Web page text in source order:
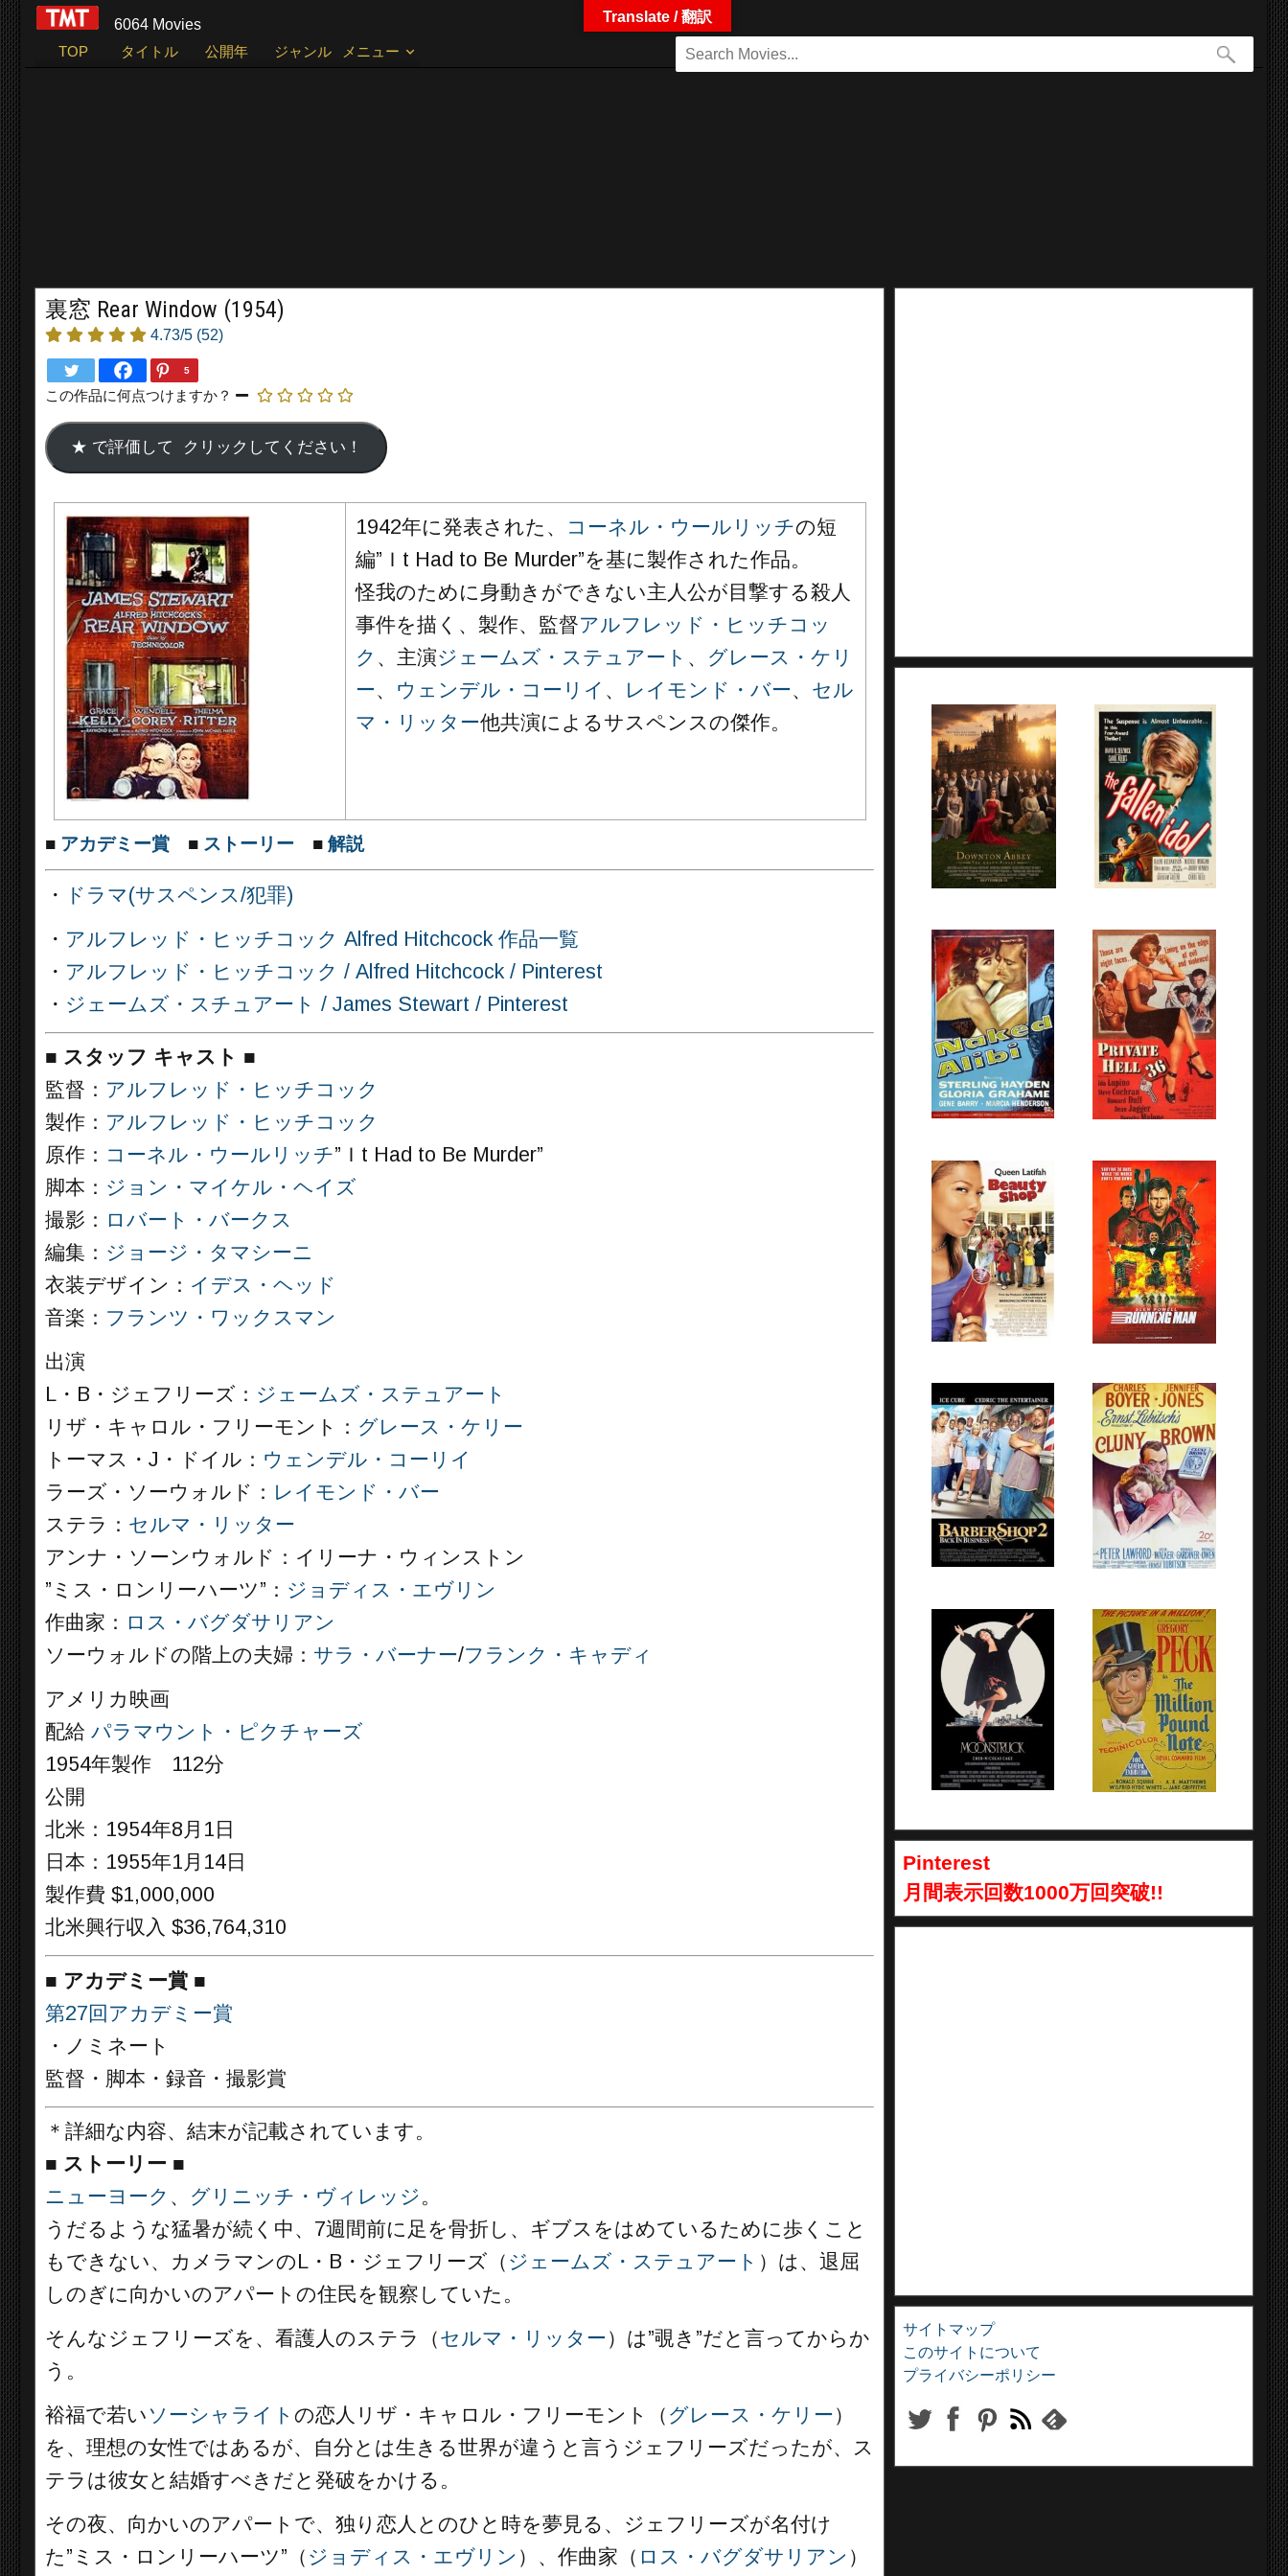
6064 Movies
TOP
タイトル 公開年 ジャンル メニュー
裏窓 Rear Window (1954)
4.73/5 (52)
5
この作品に何点つけますか？
1942年に発表された、 コーネル・ウールリッチの短
編”Ｉt Had to Be Murder”を基に製作された作品。
怪我のために身動きができない主人公が目撃する殺人
事件を描く、製作、監督アルフレッド・ヒッチコッ
ク 、主演ジェームズ・ステュアート 、 グレース・ケリ
ー、 ウェンデル・コーリイ 、 レイモンド・バー、 セル
マ・リッター他共演によるサスペンスの傑作。
■ アカデミー賞 ■ ストーリー ■ 解説
・
ドラマ(サスペンス/犯罪)
・ アルフレッド・ヒッチコック Alfred Hitchcock 作品一覧
・ アルフレッド・ヒッチコック / Alfred Hitchcock / Pinterest
・ ジェームズ・スチュアート / James Stewart / Pinterest
■ スタッフ キャスト ■
監督： アルフレッド・ヒッチコック
製作： アルフレッド・ヒッチコック
原作： コーネル・ウールリッチ”Ｉt Had to Be Murder”
脚本： ジョン・マイケル・ヘイズ
撮影： ロバート・バークス
編集： ジョージ・タマシーニ
衣装デザイン： イデス・ヘッド
音楽： フランツ・ワックスマン
出演
L・B・ジェフリーズ： ジェームズ・ステュアート
リザ・キャロル・フリーモント： グレース・ケリー
トーマス・J・ドイル： ウェンデル・コーリイ
ラーズ・ソーウォルド： レイモンド・バー
ステラ： セルマ・リッター
アンナ・ソーンウォルド：イリーナ・ウィンストン
”ミス・ロンリーハーツ”： ジョディス・エヴリン
作曲家： ロス・バグダサリアン
ソーウォルドの階上の夫婦： サラ・バーナー/フランク・キャディ
アメリカ映画
配給 パラマウント・ピクチャーズ
1954年製作 112分
公開
北米：1954年8月1日
日本：1955年1月14日
製作費 $1,000,000
北米興行収入 $36,764,310
■ アカデミー賞 ■
第27回アカデミー賞
・ノミネート
監督・脚本・録音・撮影賞
＊詳細な内容、結末が記載されています。
■ ストーリー ■
ニューヨーク 、 グリニッチ・ヴィレッジ。
うだるような猛暑が続く中、7週間前に足を骨折し、ギブスをはめているために歩くこと
もできない、カメラマンのL・B・ジェフリーズ（ ジェームズ・ステュアート ）は、退屈
しのぎに向かいのアパートの住民を観察していた。
そんなジェフリーズを、看護人のステラ（セルマ・リッター）は”覗き”だと言ってからか
う。
裕福で若い ソーシャライト の恋人リザ・キャロル・フリーモント（ グレース・ケリー）
を、理想の女性ではあるが、自分とは生きる世界が違うと言うジェフリーズだったが、ス
テラは彼女と結婚すべきだと発破をかける。
その夜、向かいのアパートで、独り恋人とのひと時を夢見る、ジェフリーズが名付け
た”ミス・ロンリーハーツ”（ ジョディス・エヴリン ）、作曲家（ ロス・バグダサリアン ）
Pinterest
月間表示回数1000万回突破!!
サイトマップ
このサイトについて
プライバシーポリシー
Translate / 翻訳